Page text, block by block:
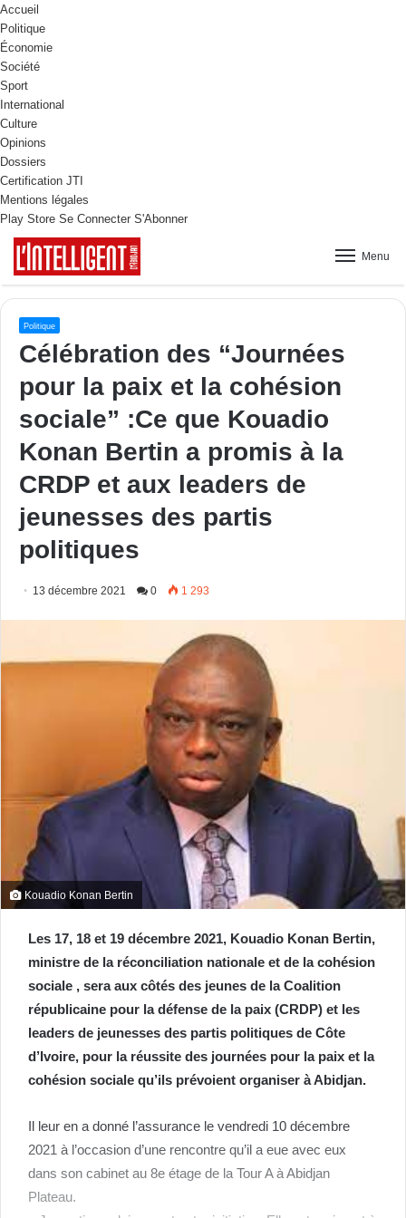
Accueil
Politique
Économie
Société
Sport
International
Culture
Opinions
Dossiers
Certification JTI
Mentions légales
Play Store Se Connecter S'Abonner
Menu
Politique
Célébration des “Journées
pour la paix et la cohésion
sociale” :Ce que Kouadio
Konan Bertin a promis à la
CRDP et aux leaders de
jeunesses des partis
politiques
13 décembre 2021 0 1 293
Kouadio Konan Bertin
Les 17, 18 et 19 décembre 2021, Kouadio Konan Bertin,
ministre de la réconciliation nationale et de la cohésion
sociale , sera aux côtés des jeunes de la Coalition
républicaine pour la défense de la paix (CRDP) et les
leaders de jeunesses des partis politiques de Côte
d’Ivoire, pour la réussite des journées pour la paix et la
cohésion sociale qu’ils prévoient organiser à Abidjan.
Il leur en a donné l’assurance le vendredi 10 décembre
2021 à l’occasion d’une rencontre qu’il a eue avec eux
dans son cabinet au 8e étage de la Tour A à Abidjan
Plateau.